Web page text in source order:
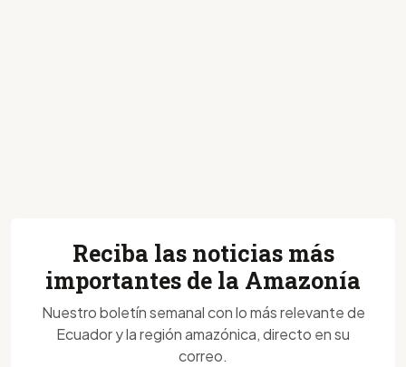
Reciba las noticias más
importantes de la Amazonía
Nuestro boletín semanal con lo más relevante de
Ecuador y la región amazónica, directo en su
correo.